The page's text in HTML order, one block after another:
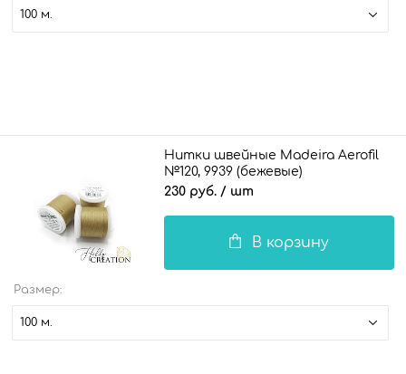
100 м.
Нитки швейные Madeira Aerofil
№120, 9939 (бежевые)
230 руб. / шт
В корзину
Размер:
100 м.